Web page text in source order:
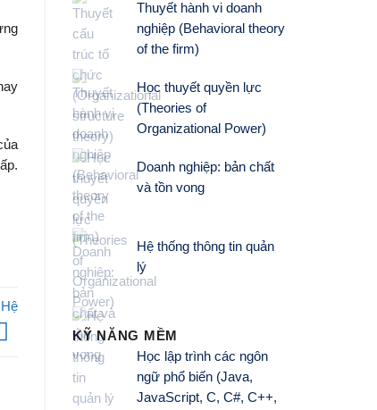
Thuyết hành vi doanh
nghiệp (Behavioral theory
of the firm)
Học thuyết quyền lực
(Theories of
Organizational Power)
Doanh nghiệp: bản chất
và tồn vong
Hệ thống thông tin quản
lý
KỸ NĂNG MỀM
Học lập trình các ngôn
ngữ phổ biến (Java,
JavaScript, C, C#, C++,